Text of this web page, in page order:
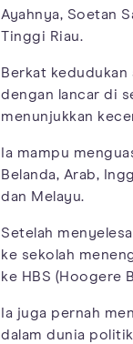
Ayahnya, Soetan
Tinggi Riau.
Berkat
dengan lancar di
menunjukkan
Ia mampu
Belanda, Arab,
dan Melayu.
Setelah
ke sekolah
ke HBS (Hoogere
Ia juga pernah
dalam dunia